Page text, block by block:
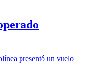
presentó un vuelo